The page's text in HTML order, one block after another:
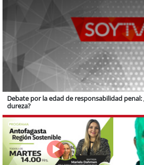
Debate por la edad de responsabilidad
dureza?